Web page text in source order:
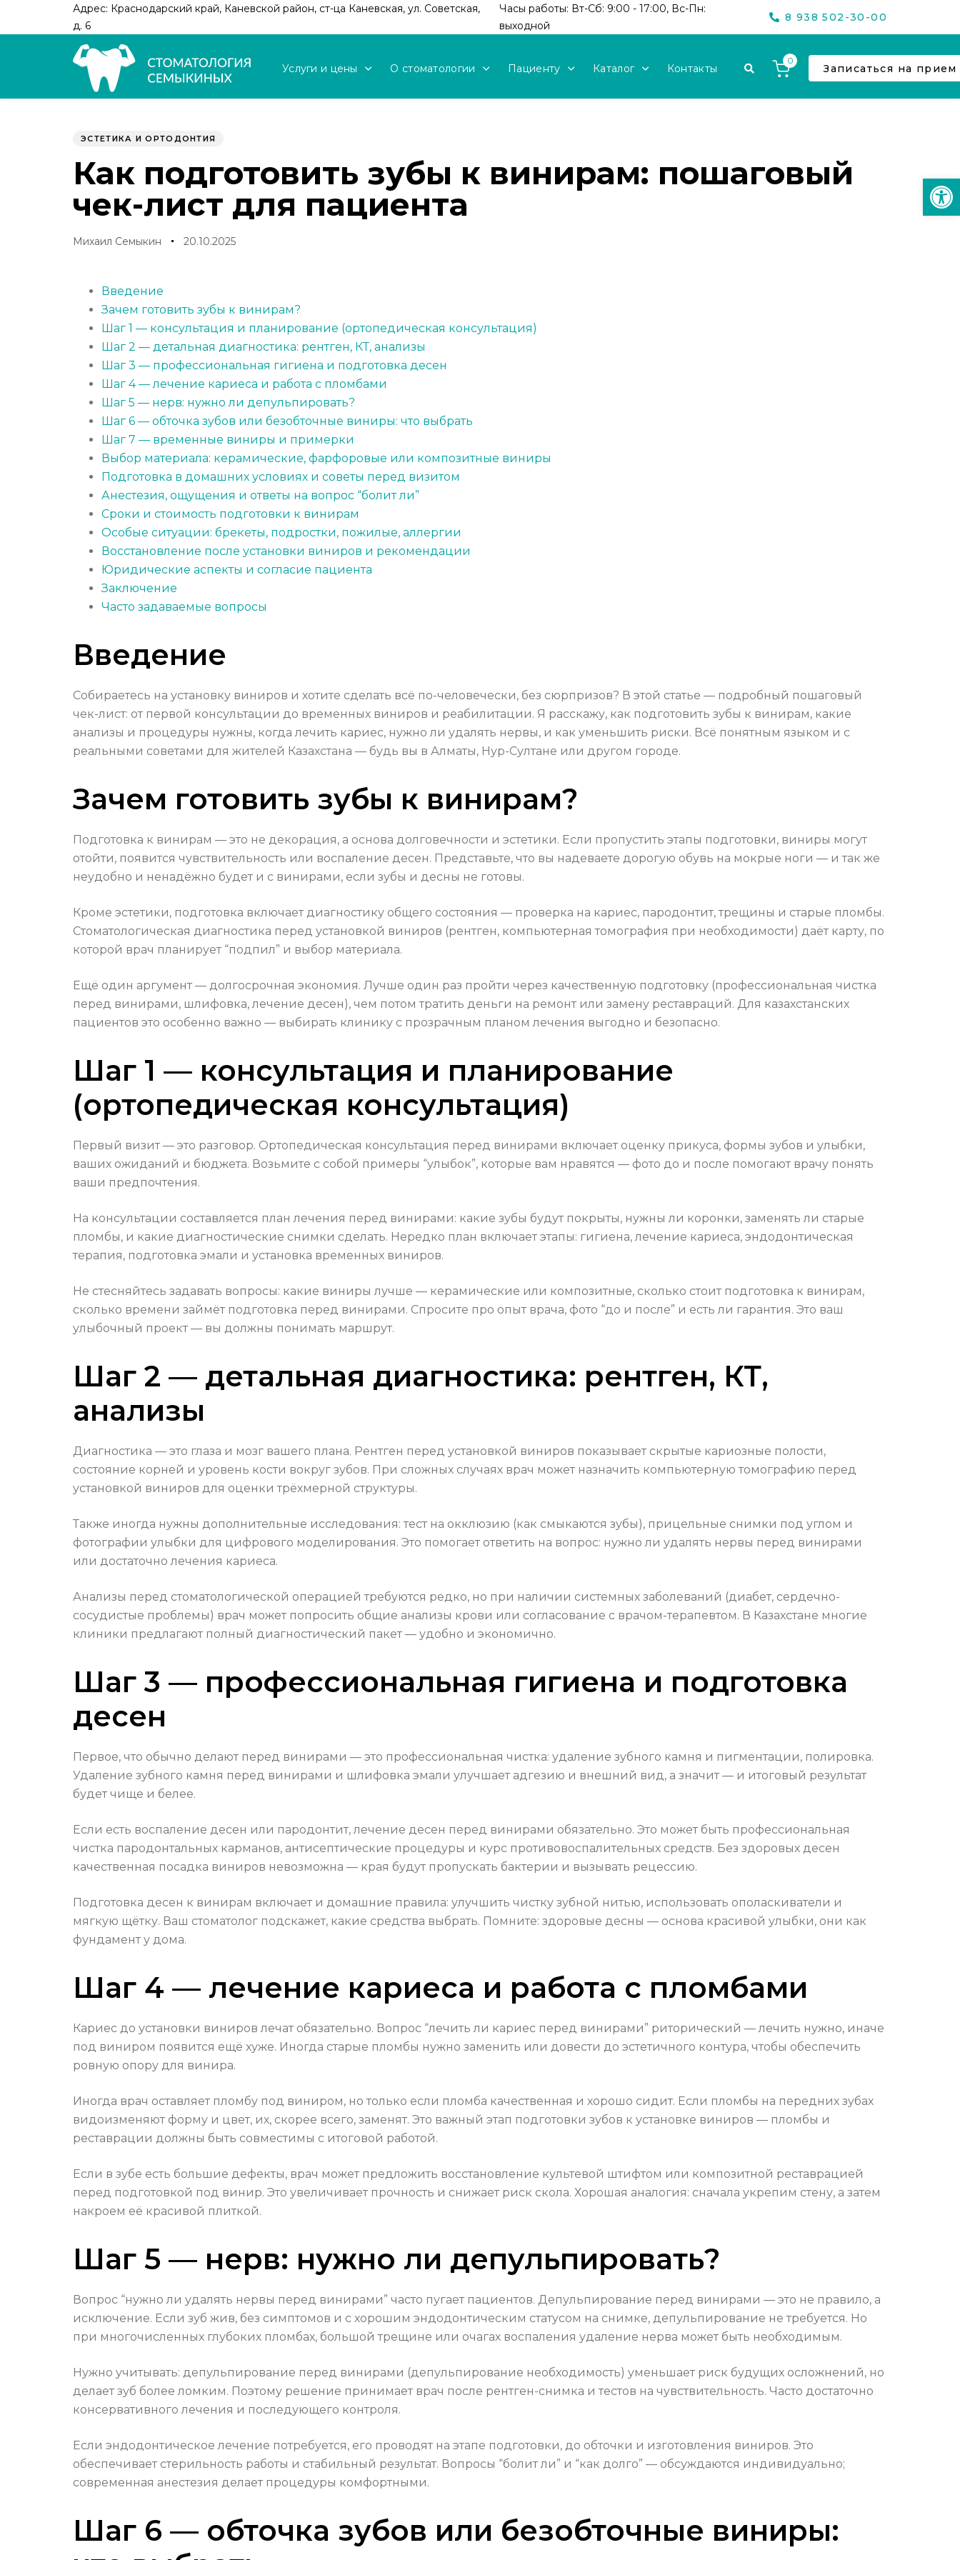
Адрес: Краснодарский край, Каневской район, ст-ца Каневская, ул. Советская,
д. 6
Часы работы: Вт-Сб: 9:00 - 17:00, Вс-Пн:
выходной
8 938 502-30-00
Услуги и цены О стоматологии Пациенту Каталог Контакты
0
Записаться на прием
ЭСТЕТИКА И ОРТОДОНТИЯ
Как подготовить зубы к винирам: пошаговый
чек-лист для пациента
Михаил Семыкин 20.10.2025
Введение
Зачем готовить зубы к винирам?
Шаг 1 — консультация и планирование (ортопедическая консультация)
Шаг 2 — детальная диагностика: рентген, КТ, анализы
Шаг 3 — профессиональная гигиена и подготовка десен
Шаг 4 — лечение кариеса и работа с пломбами
Шаг 5 — нерв: нужно ли депульпировать?
Шаг 6 — обточка зубов или безобточные виниры: что выбрать
Шаг 7 — временные виниры и примерки
Выбор материала: керамические, фарфоровые или композитные виниры
Подготовка в домашних условиях и советы перед визитом
Анестезия, ощущения и ответы на вопрос “болит ли”
Сроки и стоимость подготовки к винирам
Особые ситуации: брекеты, подростки, пожилые, аллергии
Восстановление после установки виниров и рекомендации
Юридические аспекты и согласие пациента
Заключение
Часто задаваемые вопросы
Введение
Собираетесь на установку виниров и хотите сделать всё по-человечески, без сюрпризов? В этой статье — подробный пошаговый
чек-лист: от первой консультации до временных виниров и реабилитации. Я расскажу, как подготовить зубы к винирам, какие
анализы и процедуры нужны, когда лечить кариес, нужно ли удалять нервы, и как уменьшить риски. Всё понятным языком и с
реальными советами для жителей Казахстана — будь вы в Алматы, Нур-Султане или другом городе.
Зачем готовить зубы к винирам?
Подготовка к винирам — это не декорация, а основа долговечности и эстетики. Если пропустить этапы подготовки, виниры могут
отойти, появится чувствительность или воспаление десен. Представьте, что вы надеваете дорогую обувь на мокрые ноги — и так же
неудобно и ненадёжно будет и с винирами, если зубы и десны не готовы.
Кроме эстетики, подготовка включает диагностику общего состояния — проверка на кариес, пародонтит, трещины и старые пломбы.
Стоматологическая диагностика перед установкой виниров (рентген, компьютерная томография при необходимости) даёт карту, по
которой врач планирует “подпил” и выбор материала.
Ещё один аргумент — долгосрочная экономия. Лучше один раз пройти через качественную подготовку (профессиональная чистка
перед винирами, шлифовка, лечение десен), чем потом тратить деньги на ремонт или замену реставраций. Для казахстанских
пациентов это особенно важно — выбирать клинику с прозрачным планом лечения выгодно и безопасно.
Шаг 1 — консультация и планирование
(ортопедическая консультация)
Первый визит — это разговор. Ортопедическая консультация перед винирами включает оценку прикуса, формы зубов и улыбки,
ваших ожиданий и бюджета. Возьмите с собой примеры “улыбок”, которые вам нравятся — фото до и после помогают врачу понять
ваши предпочтения.
На консультации составляется план лечения перед винирами: какие зубы будут покрыты, нужны ли коронки, заменять ли старые
пломбы, и какие диагностические снимки сделать. Нередко план включает этапы: гигиена, лечение кариеса, эндодонтическая
терапия, подготовка эмали и установка временных виниров.
Не стесняйтесь задавать вопросы: какие виниры лучше — керамические или композитные, сколько стоит подготовка к винирам,
сколько времени займёт подготовка перед винирами. Спросите про опыт врача, фото “до и после” и есть ли гарантия. Это ваш
улыбочный проект — вы должны понимать маршрут.
Шаг 2 — детальная диагностика: рентген, КТ,
анализы
Диагностика — это глаза и мозг вашего плана. Рентген перед установкой виниров показывает скрытые кариозные полости,
состояние корней и уровень кости вокруг зубов. При сложных случаях врач может назначить компьютерную томографию перед
установкой виниров для оценки трёхмерной структуры.
Также иногда нужны дополнительные исследования: тест на окклюзию (как смыкаются зубы), прицельные снимки под углом и
фотографии улыбки для цифрового моделирования. Это помогает ответить на вопрос: нужно ли удалять нервы перед винирами
или достаточно лечения кариеса.
Анализы перед стоматологической операцией требуются редко, но при наличии системных заболеваний (диабет, сердечно-
сосудистые проблемы) врач может попросить общие анализы крови или согласование с врачом-терапевтом. В Казахстане многие
клиники предлагают полный диагностический пакет — удобно и экономично.
Шаг 3 — профессиональная гигиена и подготовка
десен
Первое, что обычно делают перед винирами — это профессиональная чистка: удаление зубного камня и пигментации, полировка.
Удаление зубного камня перед винирами и шлифовка эмали улучшает адгезию и внешний вид, а значит — и итоговый результат
будет чище и белее.
Если есть воспаление десен или пародонтит, лечение десен перед винирами обязательно. Это может быть профессиональная
чистка пародонтальных карманов, антисептические процедуры и курс противовоспалительных средств. Без здоровых десен
качественная посадка виниров невозможна — края будут пропускать бактерии и вызывать рецессию.
Подготовка десен к винирам включает и домашние правила: улучшить чистку зубной нитью, использовать ополаскиватели и
мягкую щётку. Ваш стоматолог подскажет, какие средства выбрать. Помните: здоровые десны — основа красивой улыбки, они как
фундамент у дома.
Шаг 4 — лечение кариеса и работа с пломбами
Кариес до установки виниров лечат обязательно. Вопрос “лечить ли кариес перед винирами” риторический — лечить нужно, иначе
под виниром появится ещё хуже. Иногда старые пломбы нужно заменить или довести до эстетичного контура, чтобы обеспечить
ровную опору для винира.
Иногда врач оставляет пломбу под виниром, но только если пломба качественная и хорошо сидит. Если пломбы на передних зубах
видоизменяют форму и цвет, их, скорее всего, заменят. Это важный этап подготовки зубов к установке виниров — пломбы и
реставрации должны быть совместимы с итоговой работой.
Если в зубе есть большие дефекты, врач может предложить восстановление культевой штифтом или композитной реставрацией
перед подготовкой под винир. Это увеличивает прочность и снижает риск скола. Хорошая аналогия: сначала укрепим стену, а затем
накроем её красивой плиткой.
Шаг 5 — нерв: нужно ли депульпировать?
Вопрос “нужно ли удалять нервы перед винирами” часто пугает пациентов. Депульпирование перед винирами — это не правило, а
исключение. Если зуб жив, без симптомов и с хорошим эндодонтическим статусом на снимке, депульпирование не требуется. Но
при многочисленных глубоких пломбах, большой трещине или очагах воспаления удаление нерва может быть необходимым.
Нужно учитывать: депульпирование перед винирами (депульпирование необходимость) уменьшает риск будущих осложнений, но
делает зуб более ломким. Поэтому решение принимает врач после рентген-снимка и тестов на чувствительность. Часто достаточно
консервативного лечения и последующего контроля.
Если эндодонтическое лечение потребуется, его проводят на этапе подготовки, до обточки и изготовления виниров. Это
обеспечивает стерильность работы и стабильный результат. Вопросы “болит ли” и “как долго” — обсуждаются индивидуально;
современная анестезия делает процедуры комфортными.
Шаг 6 — обточка зубов или безобточные виниры: